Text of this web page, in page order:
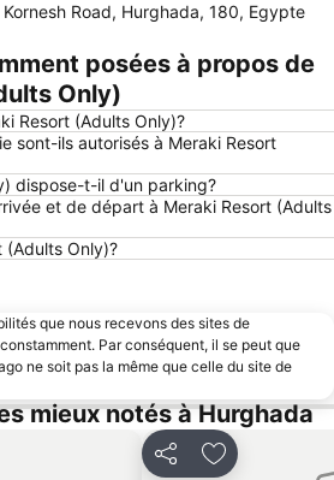
Abu Tig Marina
Sea Horse Stable Sahl Hasheesh
Kornesh Road, Hurghada, 180, Egypte
posées à propos de
Only)
Resort (Adults Only)?
sont-ils autorisés à Meraki Resort
dispose-t-il d'un parking?
et de départ à Meraki Resort (Adults
(Adults Only)?
que nous recevons des sites de
Par conséquent, il se peut que
ne soit pas la même que celle du site de
mieux notés à Hurghada
PartagerAjouter à